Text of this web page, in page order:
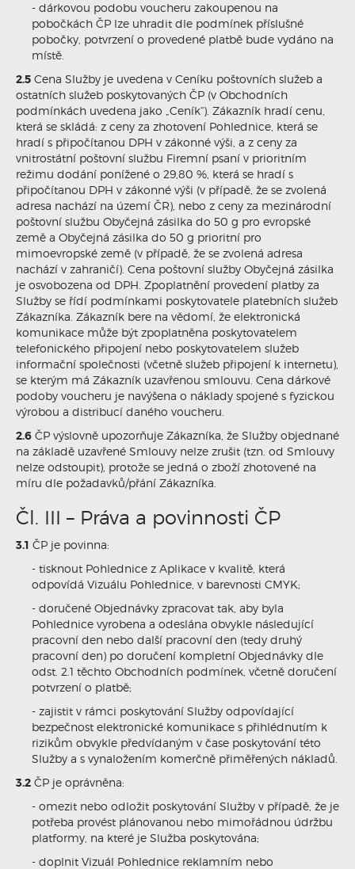
- dárkovou podobu voucheru zakoupenou na
pobočkách ČP lze uhradit dle podmínek příslušné
pobočky, potvrzení o provedené platbě bude vydáno na
místě.
2.5 Cena Služby je uvedena v Ceníku poštovních služeb a
ostatních služeb poskytovaných ČP (v Obchodních
podmínkách uvedena jako „Ceník“). Zákazník hradí cenu,
která se skládá: z ceny za zhotovení Pohlednice, která se
hradí s připočítanou DPH v zákonné výši, a z ceny za
vnitrostátní poštovní službu Firemní psaní v prioritním
režimu dodání ponížené o 29,80 %, která se hradí s
připočítanou DPH v zákonné výši (v případě, že se zvolená
adresa nachází na území ČR), nebo z ceny za mezinárodní
poštovní službu Obyčejná zásilka do 50 g pro evropské
země a Obyčejná zásilka do 50 g prioritní pro
mimoevropské země (v případě, že se zvolená adresa
nachází v zahraničí). Cena poštovní služby Obyčejná zásilka
je osvobozena od DPH. Zpoplatnění provedení platby za
Služby se řídí podmínkami poskytovatele platebních služeb
Zákazníka. Zákazník bere na vědomí, že elektronická
komunikace může být zpoplatněna poskytovatelem
telefonického připojení nebo poskytovatelem služeb
informační společnosti (včetně služeb připojení k internetu),
se kterým má Zákazník uzavřenou smlouvu. Cena dárkové
podoby voucheru je navýšena o náklady spojené s fyzickou
výrobou a distribucí daného voucheru.
2.6 ČP výslovně upozorňuje Zákazníka, že Služby objednané
na základě uzavřené Smlouvy nelze zrušit (tzn. od Smlouvy
nelze odstoupit), protože se jedná o zboží zhotovené na
míru dle požadavků/přání Zákazníka.
Čl. III – Práva a povinnosti ČP
3.1 ČP je povinna:
- tisknout Pohlednice z Aplikace v kvalitě, která
odpovídá Vizuálu Pohlednice, v barevnosti CMYK;
- doručené Objednávky zpracovat tak, aby byla
Pohlednice vyrobena a odeslána obvykle následující
pracovní den nebo další pracovní den (tedy druhý
pracovní den) po doručení kompletní Objednávky dle
odst. 2.1 těchto Obchodních podmínek, včetně doručení
potvrzení o platbě;
- zajistit v rámci poskytování Služby odpovídající
bezpečnost elektronické komunikace s přihlédnutím k
rizikům obvykle předvídaným v čase poskytování této
Služby a s vynaložením komerčně přiměřených nákladů.
3.2 ČP je oprávněna:
- omezit nebo odložit poskytování Služby v případě, že je
potřeba provést plánovanou nebo mimořádnou údržbu
platformy, na které je Služba poskytována;
- doplnit Vizuál Pohlednice reklamním nebo